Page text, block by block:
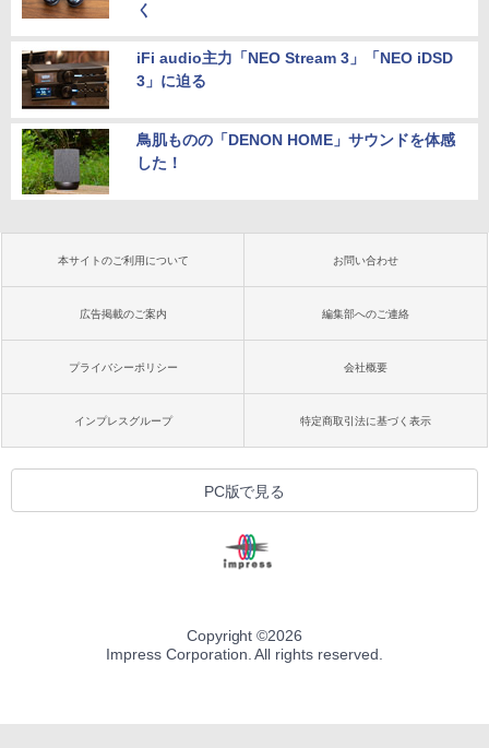
く
iFi audio主力「NEO Stream 3」「NEO iDSD
3」に迫る
鳥肌ものの「DENON HOME」サウンドを体感
した！
本サイトのご利用について お問い合わせ
広告掲載のご案内 編集部へのご連絡
プライバシーポリシー 会社概要
インプレスグループ 特定商取引法に基づく表示
PC版で見る
Copyright ©2026
Impress Corporation. All rights reserved.